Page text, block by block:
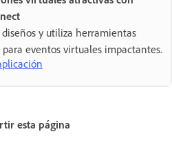
diseños y utiliza herramientas
eventos virtuales impactantes.
esta página